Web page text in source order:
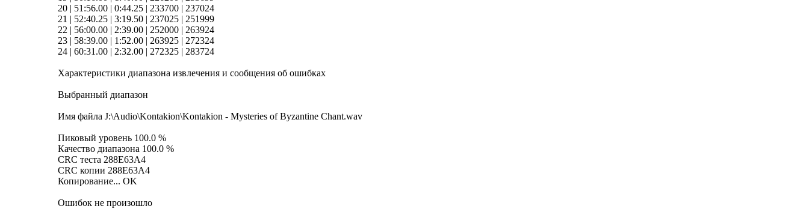
20 | 51:56.00 | 0:44.25 | 233700 | 237024
21 | 52:40.25 | 3:19.50 | 237025 | 251999
22 | 56:00.00 | 2:39.00 | 252000 | 263924
23 | 58:39.00 | 1:52.00 | 263925 | 272324
24 | 60:31.00 | 2:32.00 | 272325 | 283724
Характеристики диапазона извлечения и сообщения об ошибках
Выбранный диапазон
Имя файла J:\Audio\Kontakion\Kontakion - Mysteries of Byzantine Chant.wav
Пиковый уровень 100.0 %
Качество диапазона 100.0 %
CRC теста 288E63A4
CRC копии 288E63A4
Копирование... OK
Ошибок не произошло